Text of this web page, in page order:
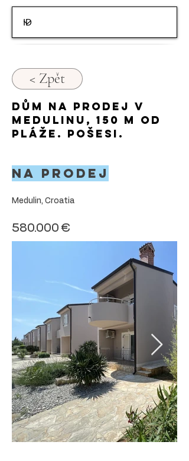
< Zpět
Dům na prodej v
Medulinu, 150 m od
pláže. Pošesi.
Na prodej
Medulin, Croatia
580.000 €